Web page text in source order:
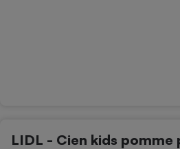
LIDL - Cien kids pomme